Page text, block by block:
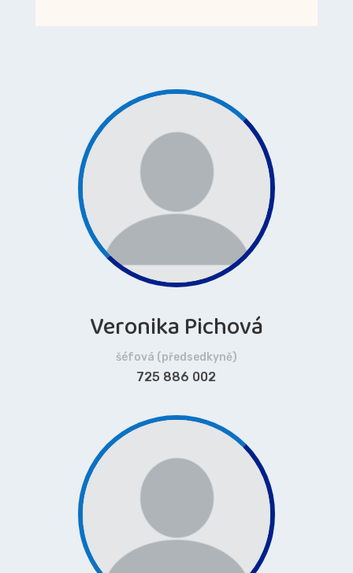
Veronika Pichová
šéfová (předsedkyně)
725 886 002